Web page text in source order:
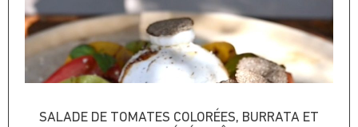
SALADE DE TOMATES COLORÉES, BURRATA ET